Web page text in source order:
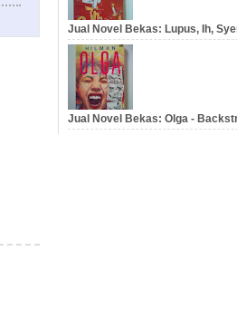
Jual Novel Bekas: Lupus, Ih,
Jual Novel Bekas: Olga -